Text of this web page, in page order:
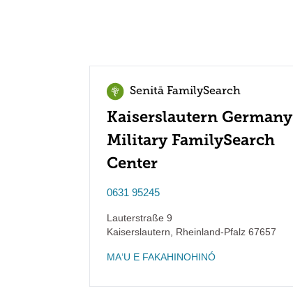
Senitā FamilySearch
Kaiserslautern Germany
Military FamilySearch
Center
0631 95245
Lauterstraße 9
Kaiserslautern
Rheinland-Pfalz 67657
MAʻU E FAKAHINOHINÓ